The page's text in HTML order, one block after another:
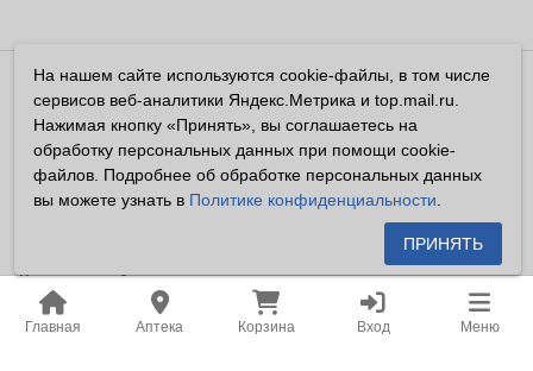
Главная Аптека Корзина Вход Меню
Владелец сайта ООО «Суперфарма» ОГРН 1032700302194
Все права защищены ©2026
Информация, размещенная на данном сайте имеет
справочный характер, и не должна восприниматься
посетителями сайта как публичная оферта, предусмотренная
Владелец сайта устанавливает запрет на цитирование,
копирование и размещение информации, размещенной на
настоящем сайте newapteka.ru, включая информацию о
На нашем сайте используются cookie-файлы, в том числе
сервисов веб-аналитики Яндекс.Метрика и top.mail.ru.
Нажимая кнопку «Принять», вы соглашаетесь на
обработку персональных данных при помощи cookie-
файлов. Подробнее об обработке персональных данных
вы можете узнать в Политике конфиденциальности
ПРИНЯТЬ